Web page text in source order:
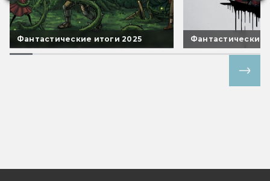
Фантастические итоги 2025 Фантастические